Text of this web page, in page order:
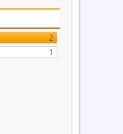
2
1